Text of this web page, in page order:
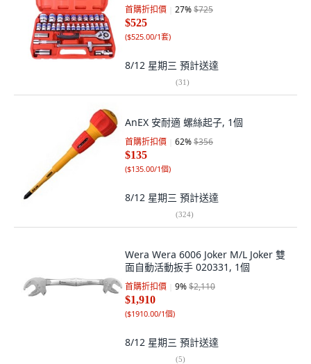
首購折扣價 27%$725
$525
($525.00/1套)
8/12 星期三 預計送達
(31)
AnEX 安耐適 螺絲起子, 1個
首購折扣價 62%$356
$135
($135.00/1個)
8/12 星期三 預計送達
(324)
Wera Wera 6006 Joker M/L Joker 雙
面自動活動扳手 020331, 1個
首購折扣價 9%$2,110
$1,910
($1910.00/1個)
8/12 星期三 預計送達
(5)